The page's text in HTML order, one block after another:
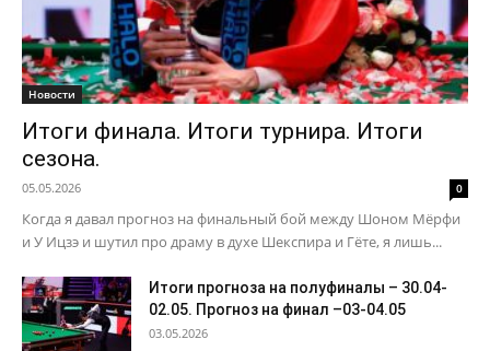
Новости
Итоги финала. Итоги турнира. Итоги
сезона.
05.05.2026 0
Когда я давал прогноз на финальный бой между Шоном Мёрфи
и У Ицзэ и шутил про драму в духе Шекспира и Гёте, я лишь...
Итоги прогноза на полуфиналы – 30.04-
02.05. Прогноз на финал –03-04.05
03.05.2026